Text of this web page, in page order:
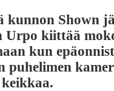
kunnon Shown
Urpo kiittää
kun
puhelimen